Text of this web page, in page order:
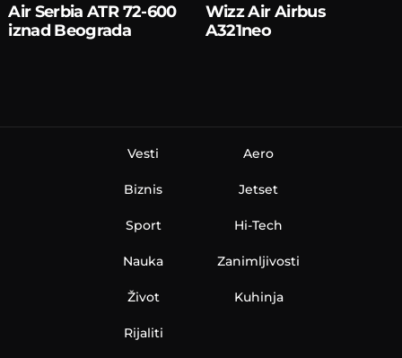
Air Serbia ATR 72-600
iznad Beograda
Wizz Air Airbus
A321neo
Vesti
Biznis
Sport
Nauka
Aero
Jetset
Hi-Tech
Zanimljivosti
Život Kuhinja
Rijaliti